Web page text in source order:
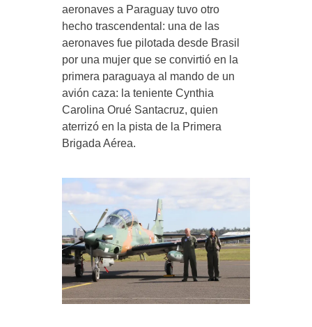
aeronaves a Paraguay tuvo otro
hecho trascendental: una de las
aeronaves fue pilotada desde Brasil
por una mujer que se convirtió en la
primera paraguaya al mando de un
avión caza: la teniente Cynthia
Carolina Orué Santacruz, quien
aterrizó en la pista de la Primera
Brigada Aérea.